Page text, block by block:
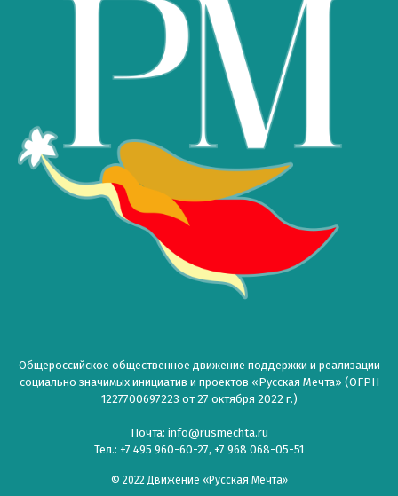
Общероссийское общественное движение поддержки и реализации
социально значимых инициатив и проектов «Русская Мечта» (ОГРН
1227700697223 от 27 октября 2022 г.)
Почта: info@rusmechta.ru
Тел.: +7 495 960-60-27, +7 968 068-05-51
© 2022 Движение «Русская Мечта»